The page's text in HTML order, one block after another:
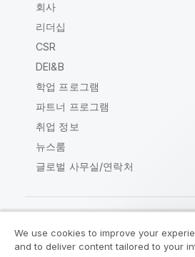
회사
리더십
CSR
DEI&B
학업 프로그램
파트너 프로그램
취업 정보
뉴스룸
글로벌 사무실/연락처
Qlik Community
We use cookies to improve your
and to deliver content tailored to your